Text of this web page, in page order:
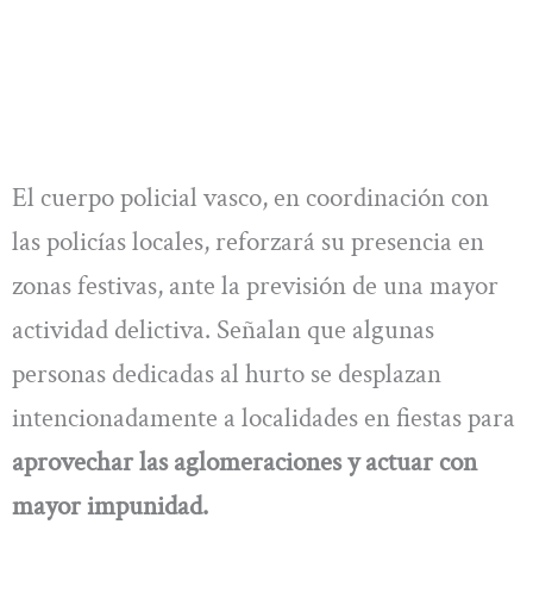
El cuerpo policial vasco, en coordinación con
las policías locales, reforzará su presencia en
zonas festivas, ante la previsión de una mayor
actividad delictiva. Señalan que algunas
personas dedicadas al hurto se desplazan
intencionadamente a localidades en fiestas para
aprovechar las aglomeraciones y actuar con
mayor impunidad.